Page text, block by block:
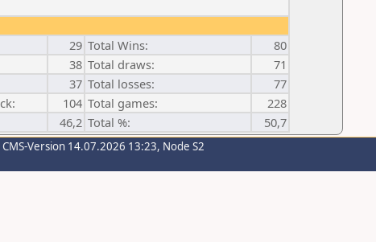
29 Total Wins:
80
38 Total draws:
71
37 Total losses:
77
104 Total games:
228
46,2 Total %: 50,7
CMS-Version 14.07.2026 13:23, Node S2